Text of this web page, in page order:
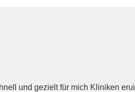
und gezielt für mich Kliniken